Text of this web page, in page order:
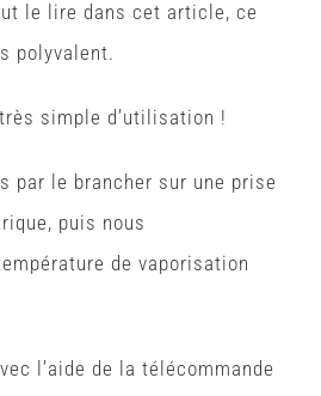
le lire dans cet article, ce
polyvalent.
simple d’utilisation !
par le brancher sur une prise
puis nous
de vaporisation
l’aide de la télécommande